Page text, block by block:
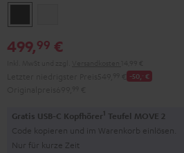
499,99 €
-50,‐ €
Gratis USB-C Kopfhörer1 Teufel MOVE 2
Code kopieren und im Warenkorb einlösen.
Nur für kurze Zeit